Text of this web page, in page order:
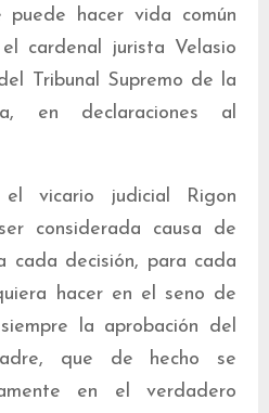
hacer vida común
cardenal jurista Velasio
Tribunal Supremo de la
en declaraciones al
el vicario judicial Rigon
considerada causa de
cada decisión, para cada
hacer en el seno de
la aprobación del
que de hecho se
en el verdadero